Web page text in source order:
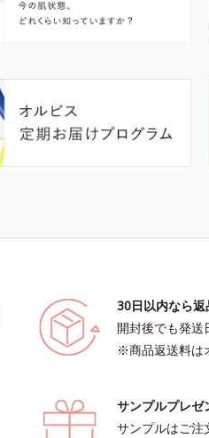
30日以内なら返
開封後でも発送
※商品返送料は
サンプルプレゼ
サンプルはご注